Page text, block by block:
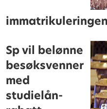
Sp vil belønne
besøksvenner
med
studielån-